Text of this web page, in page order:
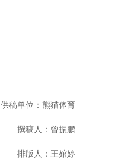
供稿单位：熊猫体育
撰稿人：曾振鹏
排版人：王婠婷